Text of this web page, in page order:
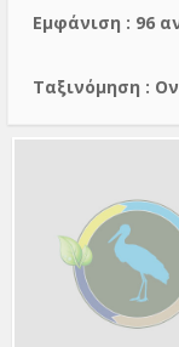
Εμφάνιση : 96
Тαξινόμηση :